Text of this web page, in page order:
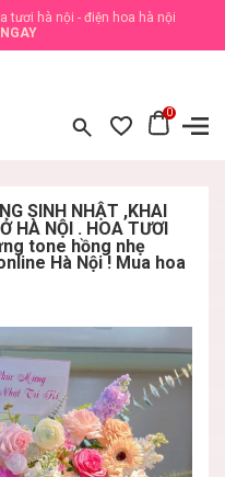
tươi hà nội - điện hoa hà nội
0
SINH NHẬT ,KHAI
HÀ NỘI . HOA TƯƠI
tone hồng nhẹ
Hà Nội ! Mua hoa